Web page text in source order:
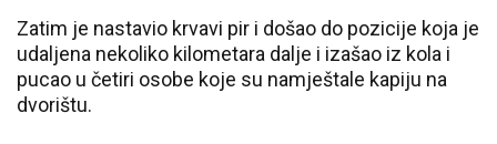
Zatim je nastavio krvavi pir i došao do pozicije koja je
udaljena nekoliko kilometara dalje i izašao iz kola i
pucao u četiri osobe koje su namještale kapiju na
dvorištu.